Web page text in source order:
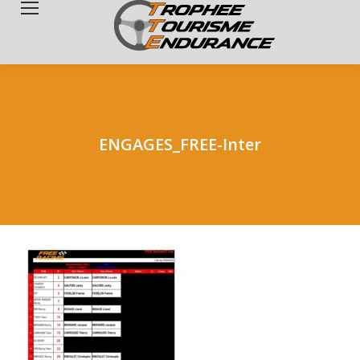
ENGAGES_FREE-Inter